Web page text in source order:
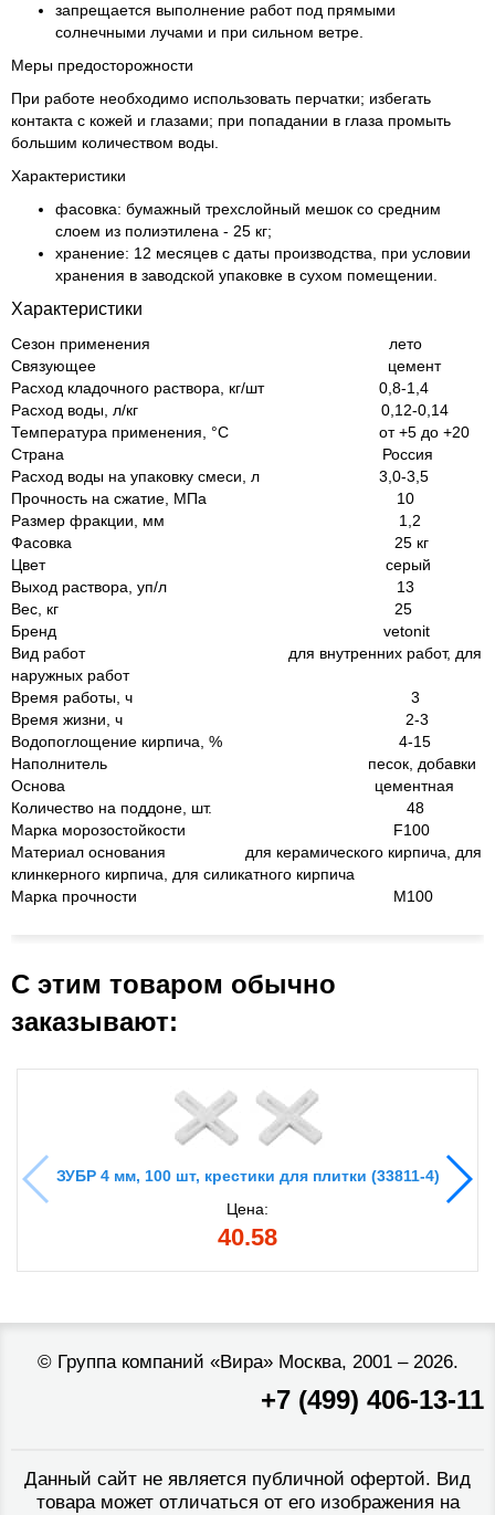
запрещается выполнение работ под прямыми
солнечными лучами и при сильном ветре.
Меры предосторожности
При работе необходимо использовать перчатки; избегать
контакта с кожей и глазами; при попадании в глаза промыть
большим количеством воды.
Характеристики
фасовка: бумажный трехслойный мешок со средним
слоем из полиэтилена - 25 кг;
хранение: 12 месяцев с даты производства, при условии
хранения в заводской упаковке в сухом помещении.
Характеристики
Сезон применения лето
Связующее цемент
Расход кладочного раствора, кг/шт 0,8-1,4
Расход воды, л/кг 0,12-0,14
Температура применения, °С от +5 до +20
Страна Россия
Расход воды на упаковку смеси, л 3,0-3,5
Прочность на сжатие, МПа 10
Размер фракции, мм 1,2
Фасовка 25 кг
Цвет серый
Выход раствора, уп/л 13
Вес, кг 25
Бренд vetonit
Вид работ для внутренних работ, для
наружных работ
Время работы, ч 3
Время жизни, ч 2-3
Водопоглощение кирпича, % 4-15
Наполнитель песок, добавки
Основа цементная
Количество на поддоне, шт. 48
Марка морозостойкости F100
Материал основания для керамического кирпича, для
клинкерного кирпича, для силикатного кирпича
Марка прочности М100
С этим товаром обычно
заказывают:
ЗУБР 4 мм, 100 шт, крестики для плитки (33811-4)
Цена:
40.58
© Группа компаний «Вира»Москва, 2001 – 2026.
+7 (499) 406-13-11
Данный сайт не является публичной офертой. Вид
товара может отличаться от его изображения на